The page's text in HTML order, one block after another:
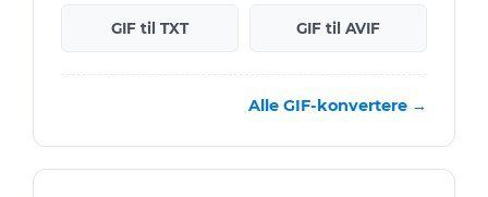
GIF til TXT GIF til AVIF
Alle GIF-konvertere →